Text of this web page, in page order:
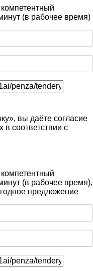
(в рабочее время)
вы даёте согласие
соответствии с
(в рабочее время),
предложение